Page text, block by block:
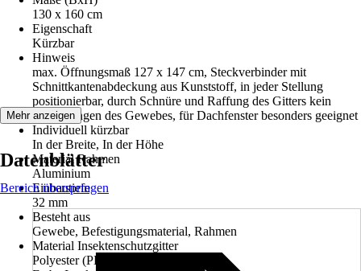
130 x 160 cm
Eigenschaft
Kürzbar
Hinweis
max. Öffnungsmaß 127 x 147 cm, Steckverbinder mit
Schnittkantenabdeckung aus Kunststoff, in jeder Stellung
positionierbar, durch Schnüre und Raffung des Gitters kein
Durchhängen des Gewebes, für Dachfenster besonders geeignet
Individuell kürzbar
In der Breite, In der Höhe
Material Rahmen
Aluminium
Einbautiefe
32 mm
Besteht aus
Gewebe, Befestigungsmaterial, Rahmen
Material Insektenschutzgitter
Polyester (PES)
Mehr anzeigen
Datenblätter
Bereich überspringen